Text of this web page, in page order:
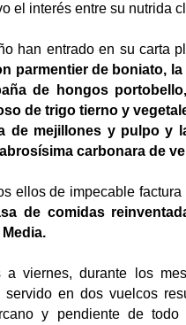
el interés entre su nutrida
han entrado en su carta
parmentier de boniato,
de hongos
de trigo tierno y
de mejillones y pulpo y
carbonara de
ellos de impecable
de comidas
a viernes, durante los
servido en dos vuelcos
y pendiente de todo